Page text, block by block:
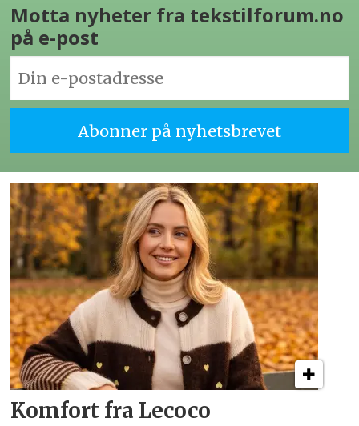
Motta nyheter fra tekstilforum.no
på e-post
Komfort fra Lecoco